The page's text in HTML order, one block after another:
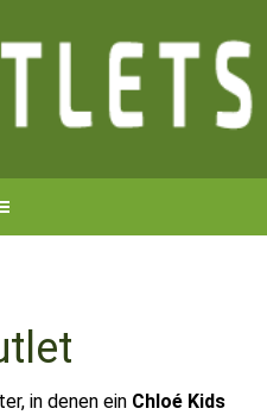
in denen ein Chloé Kids